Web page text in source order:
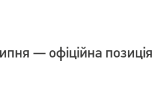
— офіційна позиція